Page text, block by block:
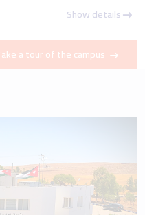
Show details
a tour of the campus